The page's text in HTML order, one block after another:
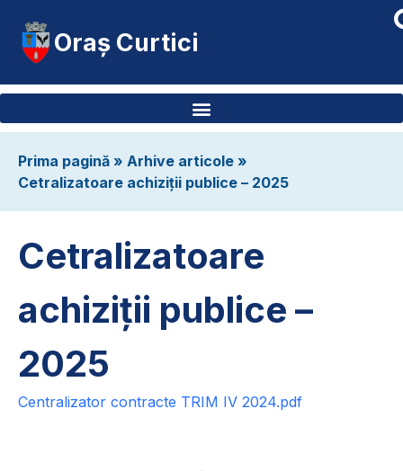
Oraș Curtici
Prima pagină » Arhive articole »
Cetralizatoare achiziții publice – 2025
Cetralizatoare
achiziții publice –
2025
Centralizator contracte TRIM IV 2024.pdf